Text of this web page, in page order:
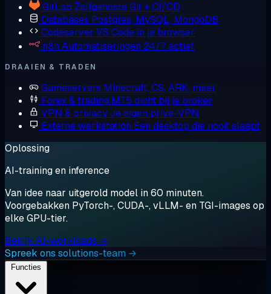
GitLab Zelfgehoste Git + CI/CD
Databases Postgres, MySQL, MongoDB
Codeserver VS Code in je browser
n8n Automatiseringen 24/7 actief
DRAAIEN & TRADEN
Gameservers Minecraft, CS, ARK, meer
Forex & trading MT5 dicht bij je broker
VPN & privacyJe eigen privé-VPN
Externe werkstation Een desktop die nooit slaapt
Oplossing
AI-training en inference
Van idee naar uitgerold model in 60 minuten.
Voorgebakken PyTorch-, CUDA-, vLLM- en TGI-images op
elke GPU-tier.
Bekijk AI-workloads →
Spreek ons solutions-team →